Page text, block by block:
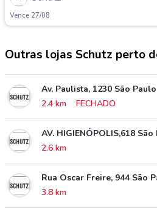
Vence 27/08
Outras lojas Schutz perto
Av. Paulista, 1230 São Paulo
2.4 km
FECHADO
AV. HIGIENÓPOLIS,618 São
2.6 km
Rua Oscar Freire, 944 São
3.8 km